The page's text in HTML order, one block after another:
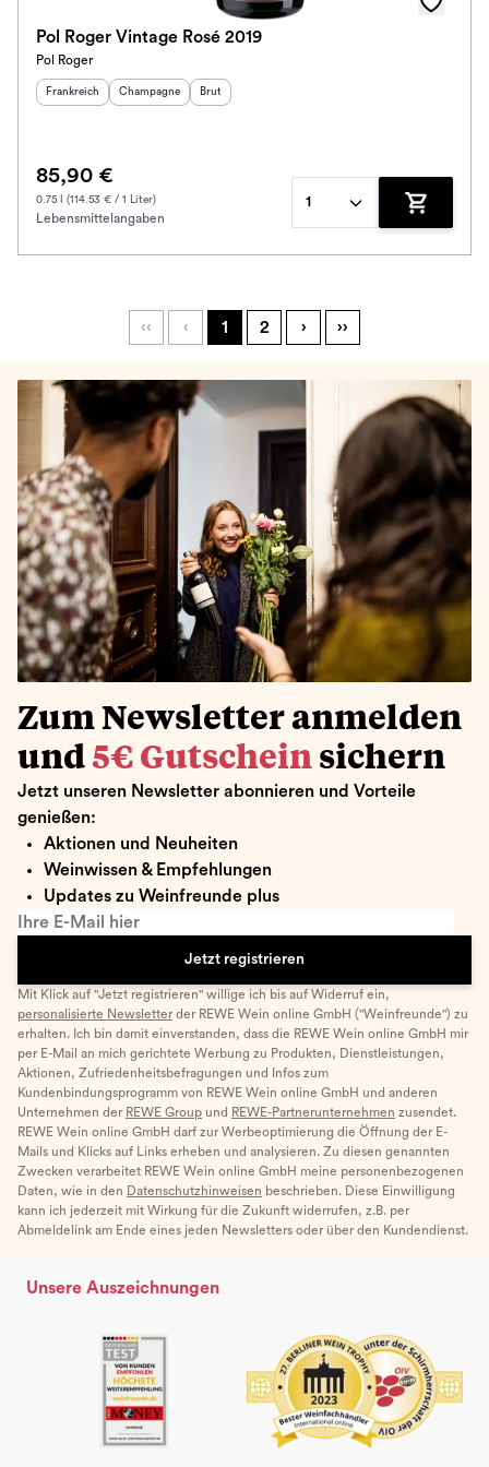
Pol Roger Vintage Rosé 2019
Pol Roger
Herkunftsland
Frankreich Herkunftsregion :
Champagne Geschmack
Brut
85,90 €
0.75 l (114.53 € / 1 Liter)
Lebensmittelangaben
1
Zum
‹‹ ‹ 1 2 › ››
Zum Newsletter anmelden
und 5€ Gutschein sichern
Jetzt unseren Newsletter abonnieren und Vorteile
genießen:
Aktionen und Neuheiten
Weinwissen & Empfehlungen
Updates zu Weinfreunde plus
Ihre E-Mail hier
Jetzt registrieren
Mit Klick auf "Jetzt registrieren" willige ich bis auf Widerruf ein,
personalisierte Newsletter der REWE Wein online GmbH ("Weinfreunde") zu
erhalten. Ich bin damit einverstanden, dass die REWE Wein online GmbH mir
per E-Mail an mich gerichtete Werbung zu Produkten, Dienstleistungen,
Aktionen, Zufriedenheitsbefragungen und Infos zum
Kundenbindungsprogramm von REWE Wein online GmbH und anderen
Unternehmen der REWE Group und REWE-Partnerunternehmen zusendet.
REWE Wein online GmbH darf zur Werbeoptimierung die Öffnung der E-
Mails und Klicks auf Links erheben und analysieren. Zu diesen genannten
Zwecken verarbeitet REWE Wein online GmbH meine personenbezogenen
Daten, wie in den Datenschutzhinweisen beschrieben. Diese Einwilligung
kann ich jederzeit mit Wirkung für die Zukunft widerrufen, z.B. per
Abmeldelink am Ende eines jeden Newsletters oder über den Kundendienst.
Unsere Auszeichnungen